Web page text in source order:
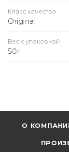
низкий
Класс качества
Original
Вес с упаковкой
50г
О